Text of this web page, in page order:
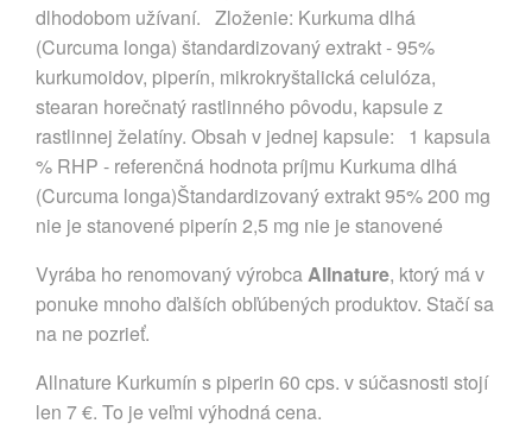
dlhodobom užívaní. Zloženie: Kurkuma dlhá
(Curcuma longa) štandardizovaný extrakt - 95%
kurkumoidov, piperín, mikrokryštalická celulóza,
stearan horečnatý rastlinného pôvodu, kapsule z
rastlinnej želatíny. Obsah v jednej kapsule: 1 kapsula
% RHP - referenčná hodnota príjmu Kurkuma dlhá
(Curcuma longa)Štandardizovaný extrakt 95% 200 mg
nie je stanovené piperín 2,5 mg nie je stanovené
Vyrába ho renomovaný výrobcaAllnature, ktorý má v
ponuke mnoho ďalších obľúbených produktov. Stačí sa
na ne pozrieť.
Allnature Kurkumín s piperin 60 cps. v súčasnosti stojí
len 7 €. To je veľmi výhodná cena.